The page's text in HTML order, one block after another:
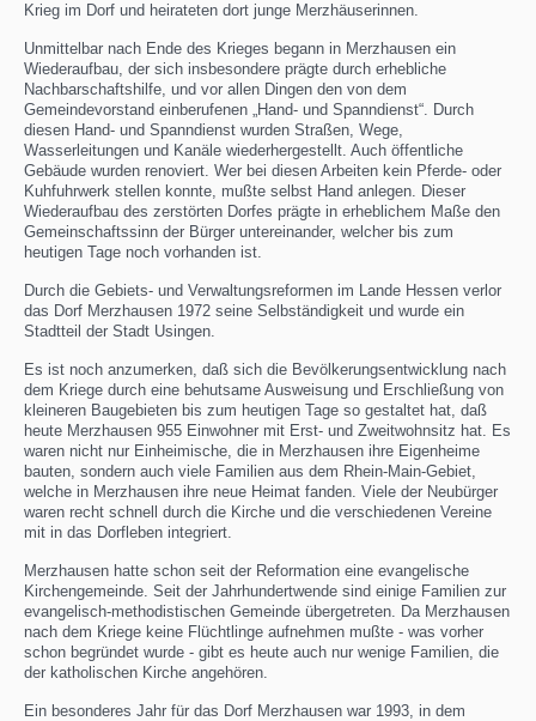
Krieg im Dorf und heirateten dort junge Merzhäuserinnen.
Unmittelbar nach Ende des Krieges begann in Merzhausen ein
Wiederaufbau, der sich insbesondere prägte durch erhebliche
Nachbarschaftshilfe, und vor allen Dingen den von dem
Gemeindevorstand einberufenen „Hand- und Spanndienst“. Durch
diesen Hand- und Spanndienst wurden Straßen, Wege,
Wasserleitungen und Kanäle wiederhergestellt. Auch öffentliche
Gebäude wurden renoviert. Wer bei diesen Arbeiten kein Pferde- oder
Kuhfuhrwerk stellen konnte, mußte selbst Hand anlegen. Dieser
Wiederaufbau des zerstörten Dorfes prägte in erheblichem Maße den
Gemeinschaftssinn der Bürger untereinander, welcher bis zum
heutigen Tage noch vorhanden ist.
Durch die Gebiets- und Verwaltungsreformen im Lande Hessen verlor
das Dorf Merzhausen 1972 seine Selbständigkeit und wurde ein
Stadtteil der Stadt Usingen.
Es ist noch anzumerken, daß sich die Bevölkerungsentwicklung nach
dem Kriege durch eine behutsame Ausweisung und Erschließung von
kleineren Baugebieten bis zum heutigen Tage so gestaltet hat, daß
heute Merzhausen 955 Einwohner mit Erst- und Zweitwohnsitz hat. Es
waren nicht nur Einheimische, die in Merzhausen ihre Eigenheime
bauten, sondern auch viele Familien aus dem Rhein-Main-Gebiet,
welche in Merzhausen ihre neue Heimat fanden. Viele der Neubürger
waren recht schnell durch die Kirche und die verschiedenen Vereine
mit in das Dorfleben integriert.
Merzhausen hatte schon seit der Reformation eine evangelische
Kirchengemeinde. Seit der Jahrhundertwende sind einige Familien zur
evangelisch-methodistischen Gemeinde übergetreten. Da Merzhausen
nach dem Kriege keine Flüchtlinge aufnehmen mußte - was vorher
schon begründet wurde - gibt es heute auch nur wenige Familien, die
der katholischen Kirche angehören.
Ein besonderes Jahr für das Dorf Merzhausen war 1993, in dem